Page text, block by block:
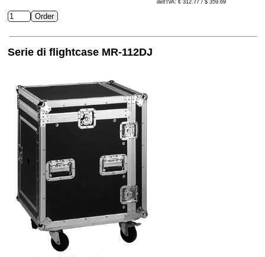
dell'IVA: € 312.77 / $ 359.69
Serie di flightcase MR-112DJ